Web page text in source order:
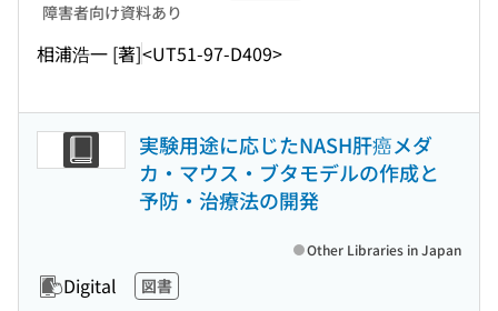
障害者向け資料あり
相浦浩一 [著]<UT51-97-D409>
実験用途に応じたNASH肝癌メダ
カ・マウス・ブタモデルの作成と
予防・治療法の開発
Digital 図書
Other Libraries in Japan